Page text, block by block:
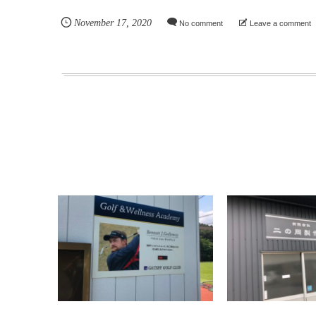
November 17,2020 No comment Leave a comment